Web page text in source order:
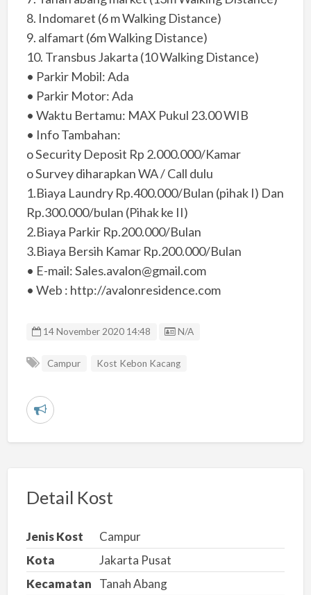
8. Indomaret (6 m Walking Distance)
9. alfamart (6m Walking Distance)
10. Transbus Jakarta (10 Walking Distance)
• Parkir Mobil: Ada
• Parkir Motor: Ada
• Waktu Bertamu: MAX Pukul 23.00 WIB
• Info Tambahan:
o Security Deposit Rp 2.000.000/Kamar
o Survey diharapkan WA / Call dulu
1.Biaya Laundry Rp.400.000/Bulan (pihak I) Dan
Rp.300.000/bulan (Pihak ke II)
2.Biaya Parkir Rp.200.000/Bulan
3.Biaya Bersih Kamar Rp.200.000/Bulan
• E-mail: Sales.avalon@gmail.com
• Web : http://avalonresidence.com
14 November 2020 14:48 Listing ID
N/A
Campur Kost Kebon Kacang
L
r
n
m
a
Detail Kost
Jenis Kost
Campur
Kota
Jakarta Pusat
Kecamatan
Tanah Abang